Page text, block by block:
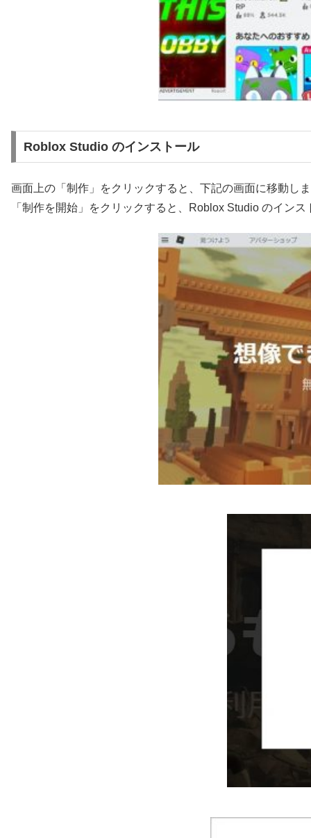
Roblox Studio のインストール
画面上の「制作」をクリックすると、下記の画面に移動し
「制作を開始」をクリックすると、Roblox Studio のイン